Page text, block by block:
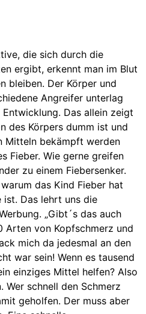
die sich durch die
ergibt, erkennt man im Blut
bleiben. Der Körper und
Angreifer unterlag
Das allein zeigt
des Körpers dumm ist und
Mitteln bekämpft werden
Fieber. Wie gerne greifen
zu einem Fiebersenker.
das Kind Fieber hat
ist. Das lehrt uns die
„Gibt´s das auch
Arten von Kopfschmerz und
mich da jedesmal an den
war sein! Wenn es tausend
einziges Mittel helfen? Also
Wer schnell den Schmerz
geholfen. Der muss aber